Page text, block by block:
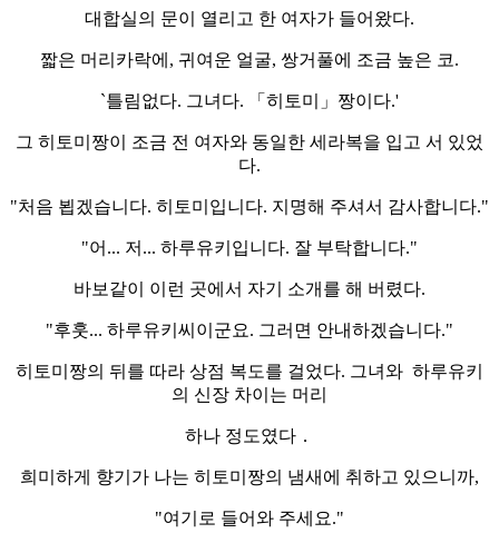
대합실의 문이 열리고 한 여자가 들어왔다.
짧은 머리카락에, 귀여운 얼굴, 쌍거풀에 조금 높은 코.
`틀림없다. 그녀다. 「히토미」짱이다.'
그 히토미짱이 조금 전 여자와 동일한 세라복을 입고 서 있었
다.
"처음 뵙겠습니다. 히토미입니다. 지명해 주셔서 감사합니다."
"어... 저... 하루유키입니다. 잘 부탁합니다."
바보같이 이런 곳에서 자기 소개를 해 버렸다.
"후훗... 하루유키씨이군요. 그러면 안내하겠습니다."
히토미짱의 뒤를 따라 상점 복도를 걸었다. 그녀와 하루유키
의 신장 차이는 머리
하나 정도였다．
희미하게 향기가 나는 히토미짱의 냄새에 취하고 있으니까,
"여기로 들어와 주세요."